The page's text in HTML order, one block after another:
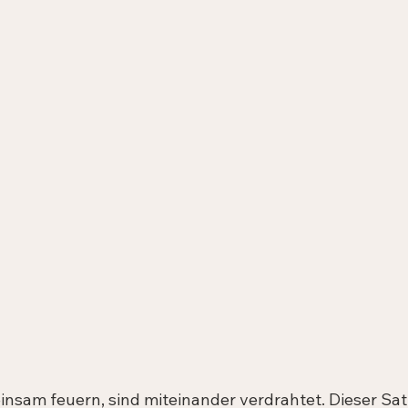
feuern, sind miteinander verdrahtet. Dieser